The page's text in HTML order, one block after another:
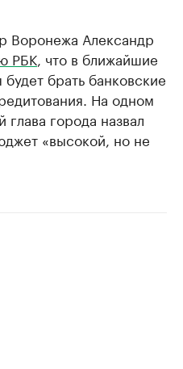
Воронежа Александр
РБК , что в ближайшие
брать банковские
На одном
города назвал
«высокой, но не